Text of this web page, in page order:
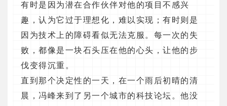
有时是因为潜在合作伙伴对他的项目不感兴
趣，认为它过于理想化，难以实现；有时则是
因为技术上的障碍看似无法克服。每一次的失
败，都像是一块石头压在他的心头，让他的步
伐变得沉重。
直到那个决定性的一天，在一个雨后初晴的清
晨，冯峰来到了另一个城市的科技论坛。他没